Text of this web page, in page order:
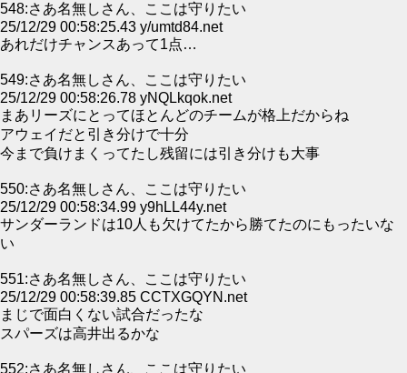
548:さあ名無しさん、ここは守りたい
25/12/29 00:58:25.43 y/umtd84.net
あれだけチャンスあって1点…
549:さあ名無しさん、ここは守りたい
25/12/29 00:58:26.78 yNQLkqok.net
まあリーズにとってほとんどのチームが格上だからね
アウェイだと引き分けで十分
今まで負けまくってたし残留には引き分けも大事
550:さあ名無しさん、ここは守りたい
25/12/29 00:58:34.99 y9hLL44y.net
サンダーランドは10人も欠けてたから勝てたのにもったいな
い
551:さあ名無しさん、ここは守りたい
25/12/29 00:58:39.85 CCTXGQYN.net
まじで面白くない試合だったな
スパーズは高井出るかな
552:さあ名無しさん、ここは守りたい